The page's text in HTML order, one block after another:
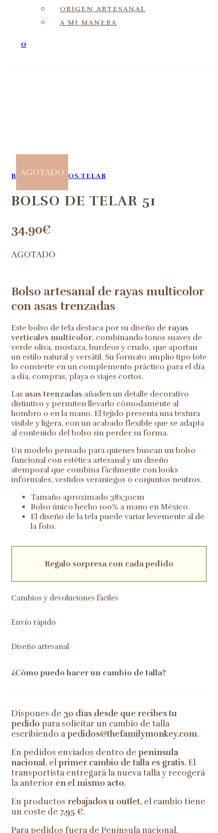
ORIGEN ARTESANAL
A MI MANERA
0
AGOTADO
BOLSOS, BOLSOS TELAR
BOLSO DE TELAR 51
34,90€
AGOTADO
Bolso artesanal de rayas multicolor
con asas trenzadas
Este bolso de tela destaca por su diseño de rayas
verticales multicolor, combinando tonos suaves de
verde oliva, mostaza, burdeos y crudo, que aportan
un estilo natural y versátil. Su formato amplio tipo tote
lo convierte en un complemento práctico para el día
a día, compras, playa o viajes cortos.
Las asas trenzadas añaden un detalle decorativo
distintivo y permiten llevarlo cómodamente al
hombro o en la mano. El tejido presenta una textura
visible y ligera, con un acabado flexible que se adapta
al contenido del bolso sin perder su forma.
Un modelo pensado para quienes buscan un bolso
funcional con estética artesanal y un diseño
atemporal que combina fácilmente con looks
informales, vestidos veraniegos o conjuntos neutros.
Tamaño aproximado 38x30cm
Bolso único hecho 100% a mano en México.
El diseño de la tela puede variar levemente al de
la foto.
Regalo sorpresa con cada pedido
Cambios y devoluciones fáciles
Envío rápido
Diseño artesanal
¿Cómo puedo hacer un cambio de talla?
Dispones de 30 días desde que recibes tu
pedido para solicitar un cambio de talla
escribiendo apedidos@thefamilymonkey.com.
En pedidos enviados dentro de península
nacional, elprimer cambio de talla es gratis. El
transportista entregará la nueva talla y recogerá
la anterior en el mismo acto.
En productos rebajados u outlet, el cambio tiene
un coste de 7,95 €.
Para pedidos fuera de Península nacional,